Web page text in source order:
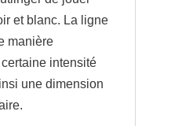
et blanc. La ligne
manière
intensité
une dimension